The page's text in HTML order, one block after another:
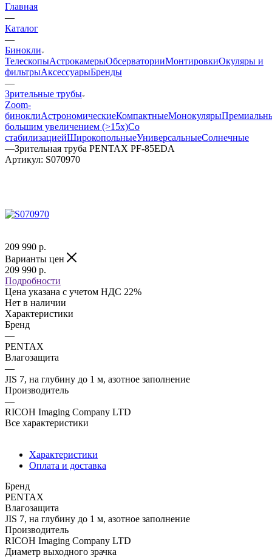
Главная
—
Каталог
—
Бинокли
ТелескопыАстрокамерыОбсерваторииМонтировкиОкуляры и
фильтрыАксессуарыБренды
—
Зрительные трубы
Zoom-
биноклиАстрономическиеКомпактныеМонокуляры
большим увеличением (>15x)Со
стабилизациейШирокопольныеУниверсальныеСолнечные
—Зрительная труба PENTAX PF-85EDA
Артикул: S070970
209 990 р.
Варианты цен
209 990 р.
Подробности
Цена указана с учетом НДС 22%
Нет в наличии
Характеристики
Бренд
—
PENTAX
Влагозащита
—
JIS 7, на глубину до 1 м, азотное заполнение
Производитель
—
RICOH Imaging Company LTD
Все характеристики
Характеристики
Оплата и доставка
Бренд
PENTAX
Влагозащита
JIS 7, на глубину до 1 м, азотное заполнение
Производитель
RICOH Imaging Company LTD
Диаметр выходного зрачка